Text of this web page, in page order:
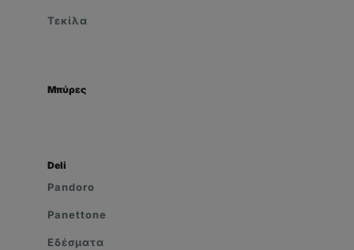
Τεκίλα
Μπύρες
Deli
Pandoro
Panettone
Εδέσματα